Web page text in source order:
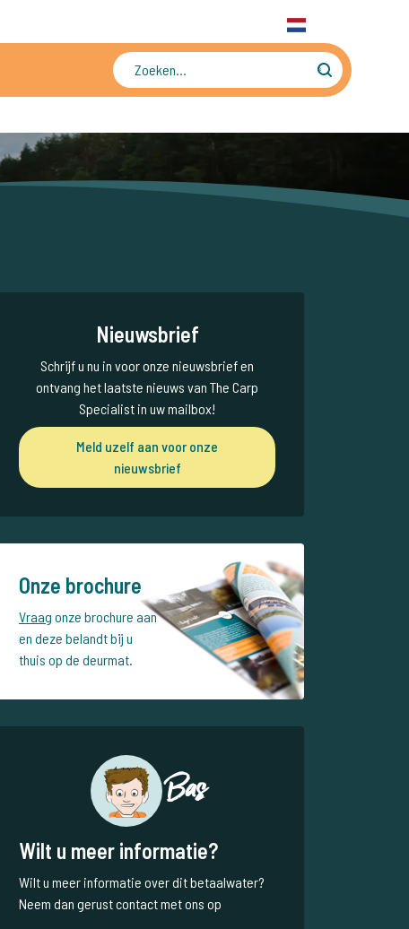
Nieuwsbrief
Schrijf u nu in voor onze nieuwsbrief en
ontvang het laatste nieuws van The Carp
Specialist in uw mailbox!
Meld uzelf aan voor onze
nieuwsbrief
Onze brochure
Vraag onze brochure aan
en deze belandt bij u
thuis op de deurmat.
Bas
Wilt u meer informatie?
Wilt u meer informatie over dit betaalwater?
Neem dan gerust contact met ons op